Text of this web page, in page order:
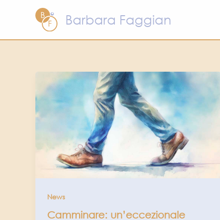
Barbara Faggian
News
Camminare: un’eccezionale